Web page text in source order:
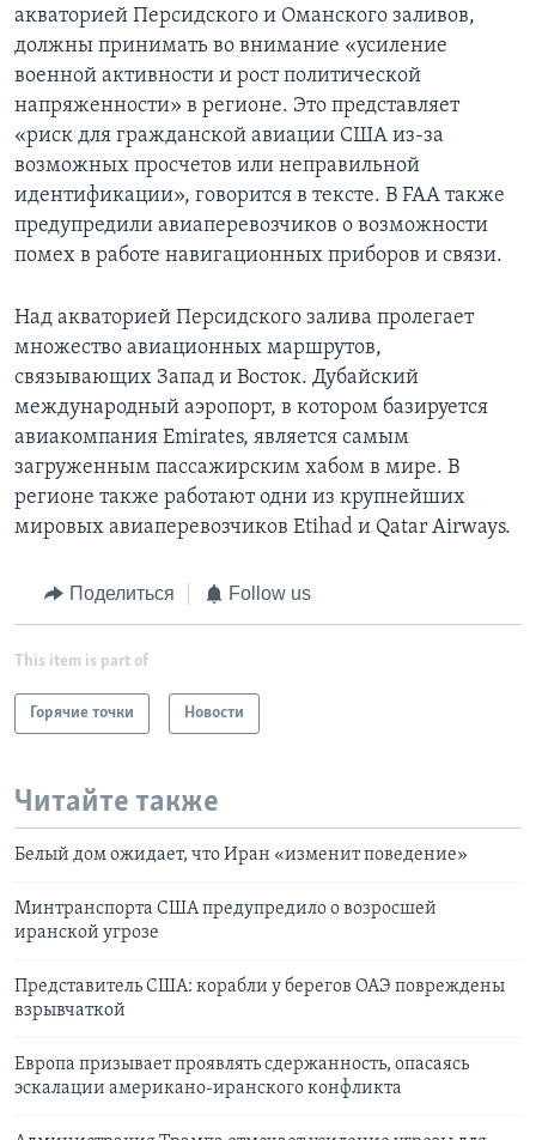
акваторией Персидского и Оманского заливов,
должны принимать во внимание «усиление
военной активности и рост политической
напряженности» в регионе. Это представляет
«риск для гражданской авиации США из-за
возможных просчетов или неправильной
идентификации», говорится в тексте. В FAA также
предупредили авиаперевозчиков о возможности
помех в работе навигационных приборов и связи.
Над акваторией Персидского залива пролегает
множество авиационных маршрутов,
связывающих Запад и Восток. Дубайский
международный аэропорт, в котором базируется
авиакомпания Emirates, является самым
загруженным пассажирским хабом в мире. В
регионе также работают одни из крупнейших
мировых авиаперевозчиков Etihad и Qatar Airways.
Поделиться Follow us
This item is part of
Горячие точки Новости
Читайте также
Белый дом ожидает, что Иран «изменит поведение»
Минтранспорта США предупредило о возросшей
иранской угрозе
Представитель США: корабли у берегов ОАЭ повреждены
взрывчаткой
Европа призывает проявлять сдержанность, опасаясь
эскалации американо-иранского конфликта